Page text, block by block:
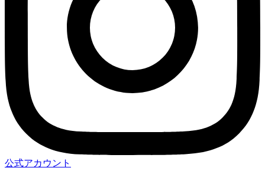
公式アカウント